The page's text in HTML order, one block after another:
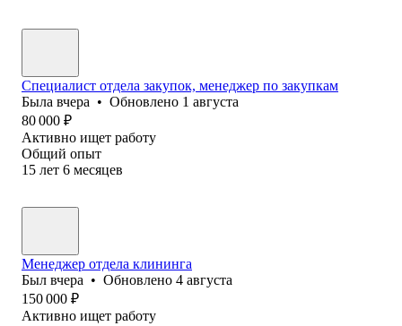
Специалист отдела закупок, менеджер по закупкам
Была вчера • Обновлено 1 августа
80 000 ₽
Активно ищет работу
Общий опыт
15 лет 6 месяцев
Менеджер отдела клининга
Был вчера • Обновлено 4 августа
150 000 ₽
Активно ищет работу